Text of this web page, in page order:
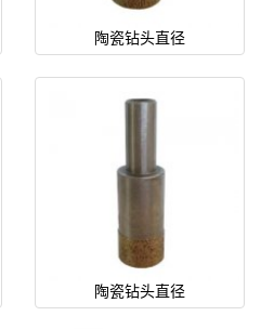
陶瓷钻头直径
陶瓷钻头直径